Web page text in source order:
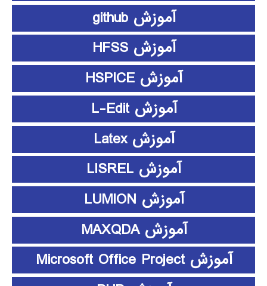
آموزش github
آموزش HFSS
آموزش HSPICE
آموزش L-Edit
آموزش Latex
آموزش LISREL
آموزش LUMION
آموزش MAXQDA
آموزش Microsoft Office Project